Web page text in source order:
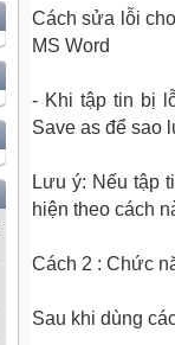
Cách sửa lỗi
MS Word
- Khi tập tin bị
Save as để sao
Lưu ý: Nếu tập
hiện theo cách
Cách 2 : Chức
Sau khi dùng